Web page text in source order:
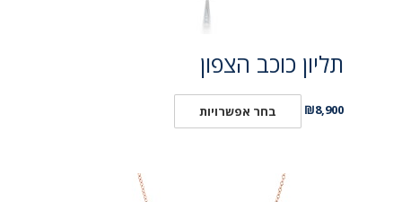
תליון כוכב הצפון
₪8,900 בחר אפשרויות